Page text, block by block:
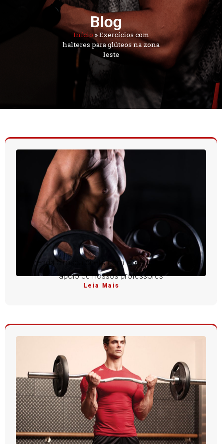
Blog
Início»Exercícios com
halteres para glúteos na zona
leste
Aprenda a rosca direta com execução perfeita e
apoio de nossos professores
Leia Mais